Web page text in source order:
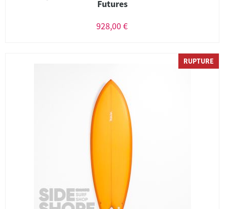
Futures
928,00 €
RUPTURE